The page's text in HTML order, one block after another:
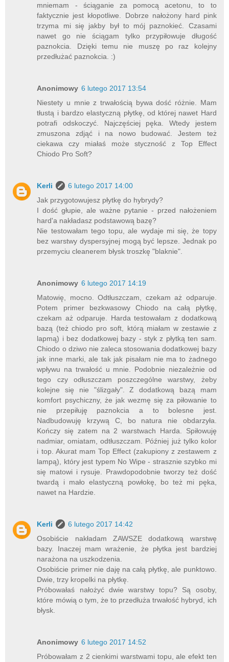
mniemam - ściąganie za pomocą acetonu, to to
faktycznie jest kłopotliwe. Dobrze nałożony hard pink
trzyma mi się jakby był to mój paznokieć. Czasami
nawet go nie ściągam tylko przypiłowuje długość
paznokcia. Dzięki temu nie muszę po raz kolejny
przedłużać paznokcia. :)
Anonimowy 6 lutego 2017 13:54
Niestety u mnie z trwałością bywa dość różnie. Mam
tłustą i bardzo elastyczną płytkę, od której nawet Hard
potrafi odskoczyć. Najczęściej pęka. Wtedy jestem
zmuszona zdjąć i na nowo budować. Jestem też
ciekawa czy miałaś może styczność z Top Effect
Chiodo Pro Soft?
Kerli
6 lutego 2017 14:00
Jak przygotowujesz płytkę do hybrydy?
I dość głupie, ale ważne pytanie - przed nałożeniem
hard'a nakładasz podstawową bazę?
Nie testowałam tego topu, ale wydaje mi się, że topy
bez warstwy dyspersyjnej mogą być lepsze. Jednak po
przemyciu cleanerem błysk troszkę "blaknie".
Anonimowy 6 lutego 2017 14:19
Matowię, mocno. Odtłuszczam, czekam aż odparuje.
Potem primer bezkwasowy Chiodo na całą płytkę,
czekam aż odparuje. Harda testowałam z dodatkową
bazą (też chiodo pro soft, którą miałam w zestawie z
lapmą) i bez dodatkowej bazy - styk z płytką ten sam.
Chiodo o dziwo nie zaleca stosowania dodatkowej bazy
jak inne marki, ale tak jak pisałam nie ma to żadnego
wpływu na trwałość u mnie. Podobnie niezależnie od
tego czy odłuszczam poszczególne warstwy, żeby
kolejne się nie "ślizgały". Z dodatkową bazą mam
komfort psychiczny, że jak wezmę się za piłowanie to
nie przepiłuję paznokcia a to bolesne jest.
Nadbudowuję krzywą C, bo natura nie obdarzyła.
Kończy się zatem na 2 warstwach Harda. Spiłowuję
nadmiar, omiatam, odtłuszczam. Później już tylko kolor
i top. Akurat mam Top Effect (zakupiony z zestawem z
lampą), który jest typem No Wipe - strasznie szybko mi
się matowi i rysuje. Prawdopodobnie tworzy też dość
twardą i mało elastyczną powłokę, bo też mi pęka,
nawet na Hardzie.
Kerli
6 lutego 2017 14:42
Osobiście nakładam ZAWSZE dodatkową warstwę
bazy. Inaczej mam wrażenie, że płytka jest bardziej
narażona na uszkodzenia.
Osobiście primer nie daję na całą płytkę, ale punktowo.
Dwie, trzy kropelki na płytkę.
Próbowałaś nałożyć dwie warstwy topu? Są osoby,
które mówią o tym, że to przedłuża trwałość hybryd, ich
błysk.
Anonimowy 6 lutego 2017 14:52
Próbowałam z 2 cienkimi warstwami topu, ale efekt ten